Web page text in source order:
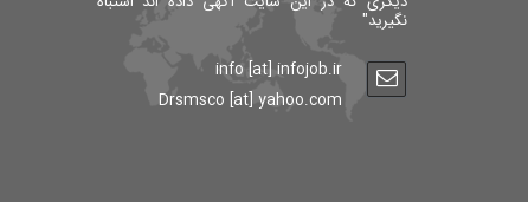
نگیرید"
info [at] infojob.ir
Drsmsco [at] yahoo.com